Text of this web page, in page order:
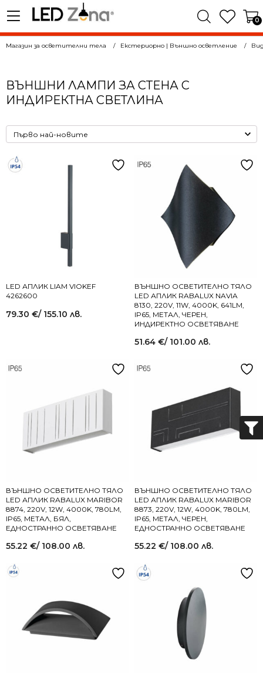
0
Магазин за осветителни тела Екстериорно | Външно осветление
ВЪНШНИ ЛАМПИ ЗА СТЕНА С
ИНДИРЕКТНА СВЕТЛИНА
LED АПЛИК LIAM VIOKEF
4262600
79.30 €/ 155.10 лв.
ВЪНШНО ОСВЕТИТЕЛНО ТЯЛО
LED АПЛИК RABALUX NAVIA
8130, 220V, 11W, 4000K, 641LM,
IP65, МЕТАЛ, ЧЕРЕН,
ИНДИРЕКТНО ОСВЕТЯВАНЕ
51.64 €/ 101.00 лв.
ВЪНШНО ОСВЕТИТЕЛНО ТЯЛО
LED АПЛИК RABALUX MARIBOR
8874, 220V, 12W, 4000K, 780LM,
IP65, МЕТАЛ, БЯЛ,
ЕДНОСТРАННО ОСВЕТЯВАНЕ
55.22 €/ 108.00 лв.
ВЪНШНО ОСВЕТИТЕЛНО ТЯЛО
LED АПЛИК RABALUX MARIBOR
8873, 220V, 12W, 4000K, 780LM,
IP65, МЕТАЛ, ЧЕРЕН,
ЕДНОСТРАННО ОСВЕТЯВАНЕ
55.22 €/ 108.00 лв.